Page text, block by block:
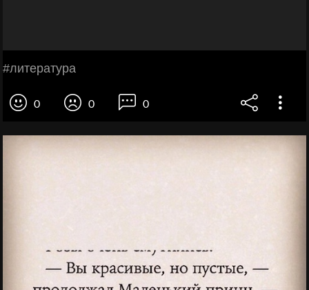
#литература
0 0 0